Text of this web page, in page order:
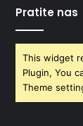
Pratite nas
This widget
Plugin, You
Theme